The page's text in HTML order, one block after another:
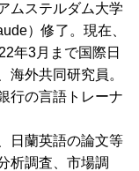
ムステルダム大学
）修了。現在、
年3月まで国際日
海外共同研究員。
行の言語トレーナ
日蘭英語の論文等
析調査、市場調